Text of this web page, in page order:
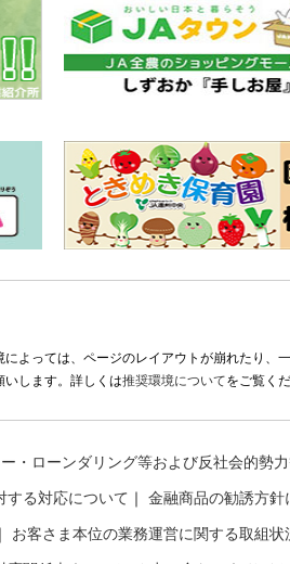
っては、ページのレイアウトが崩れたり、
します。詳しくは推奨環境についてをご覧くだ
・ローンダリング等および反社会的勢
する対応について 金融商品の勧誘方針
お客さま本位の業務運営に関する取組